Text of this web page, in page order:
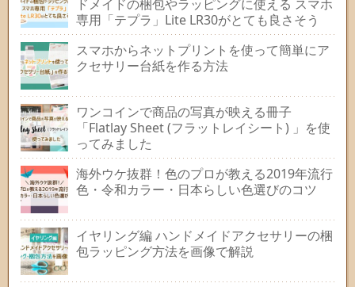
ドメイドの梱包やラッピングに使える スマホ
専用「テプラ」Lite LR30がとても良さそう
スマホからネットプリントを使って簡単にア
クセサリー台紙を作る方法
ワンコインで商品の写真が映える冊子
「Flatlay Sheet (フラットレイシート) 」を使
ってみました
海外ウケ抜群！色のプロが教える2019年流行
色・令和カラー・日本らしい色選びのコツ
イヤリング編 ハンドメイドアクセサリーの梱
包ラッピング方法を画像で解説